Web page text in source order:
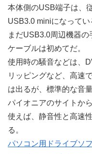
本体側のUSB端子は、
USB3.0 miniになってい
まだUSB3.0周辺機器
ケーブルは初めてだ。
使用時の騒音などは、
リッピングなど、高速
は出るが、標準的な音量
パイオニアのサイトか
使えば、静音性と高速
る。
パソコン用ドライブソ